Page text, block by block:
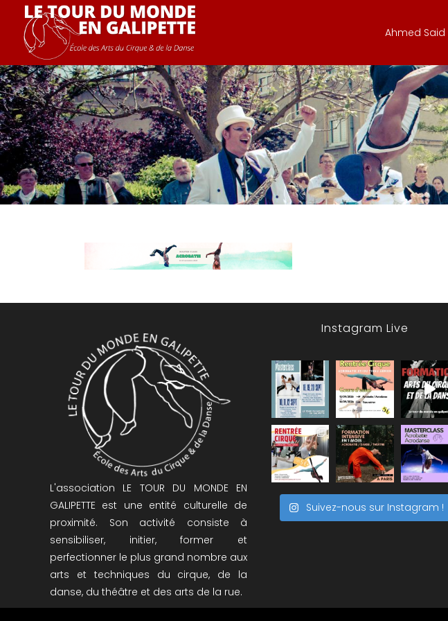
Ahmed Said
L'association LE TOUR DU MONDE EN
GALIPETTE est une entité culturelle de
proximité. Son activité consiste à
sensibiliser, initier, former et
perfectionner le plus grand nombre aux
arts et techniques du cirque, de la
danse, du théâtre et des arts de la rue.
Instagram Live
Suivez-nous sur Instagram !